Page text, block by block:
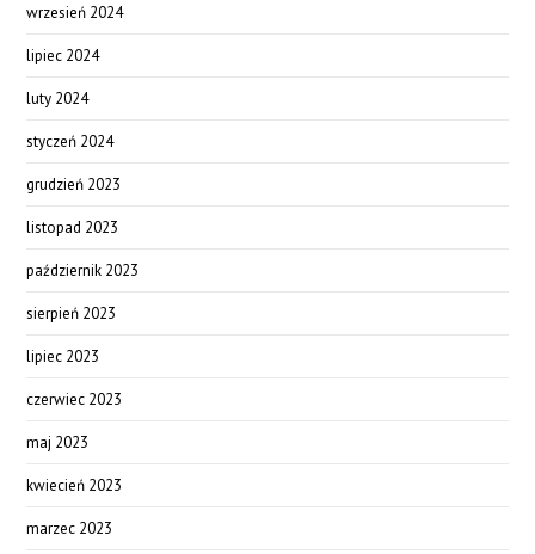
wrzesień 2024
lipiec 2024
luty 2024
styczeń 2024
grudzień 2023
listopad 2023
październik 2023
sierpień 2023
lipiec 2023
czerwiec 2023
maj 2023
kwiecień 2023
marzec 2023